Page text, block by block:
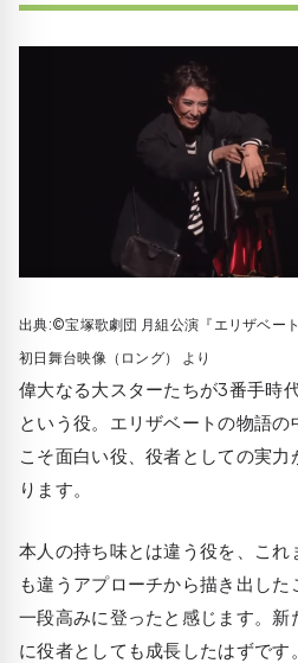
出典:©宝塚歌劇団 月組公演『エリザベー
初日舞台映像（ロング） より
偉大なる大スターたちが3番手時
という役。エリザベートの物語
こそ面白い役、役者としての実
ります。
本人の持ち味とは違う役を、これ
も違うアプローチから描き出し
一段高みに登ったと感じます。
に役者としても成長したはずです。